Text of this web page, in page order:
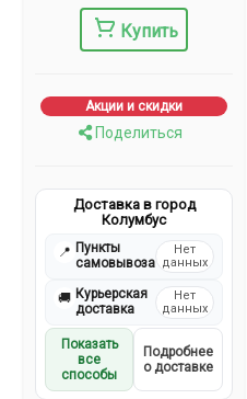
Купить
Акции и скидки
Поделиться
Доставка в город
Колумбус
📍 Пункты
самовывоза
Нет
данных
🚚 Курьерская
доставка
Нет
данных
Показать
все
способы
Подробнее
о доставке